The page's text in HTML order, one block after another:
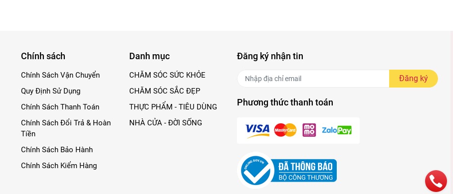
Chính sách
Chính Sách Vận Chuyển
Quy Định Sử Dụng
Chính Sách Thanh Toán
Chính Sách Đổi Trả & Hoàn
Tiền
Chính Sách Bảo Hành
Chính Sách Kiểm Hàng
Danh mục
CHĂM SÓC SỨC KHỎE
CHĂM SÓC SẮC ĐẸP
THỰC PHẨM - TIÊU DÙNG
NHÀ CỬA - ĐỜI SỐNG
Đăng ký nhận tin
Đăng ký
Phương thức thanh toán